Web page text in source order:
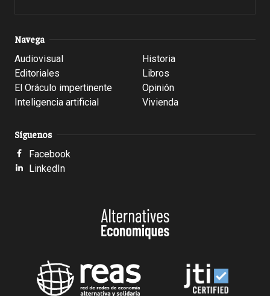
Navega
Audiovisual
Editoriales
El Oráculo impertinente
Inteligencia artificial
Historia
Libros
Opinión
Vivienda
Síguenos
Facebook
LinkedIn